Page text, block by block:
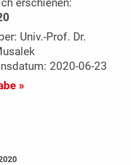
erschienen:
Univ.-Prof. Dr.
2020-06-23
»